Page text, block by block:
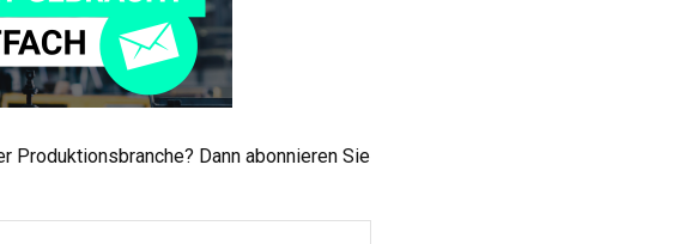
Produktionsbranche? Dann abonnieren Sie